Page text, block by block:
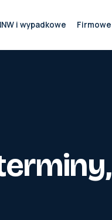
i wypadkowe Firmowe